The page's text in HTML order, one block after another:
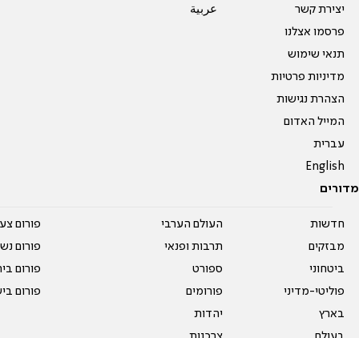
יצירת קשר
פרסמו אצלנו
תנאי שימוש
מדיניות פרטיות
הצהרת נגישות
המייל האדום
עברית
English
عربية
מדורים
חדשות
מבזקים
ביטחוני
פוליטי-מדיני
בארץ
העולם הערבי
תרבות ופנאי
ספורט
פורומים
יהדות
פורום
פורום
פורום
פורום